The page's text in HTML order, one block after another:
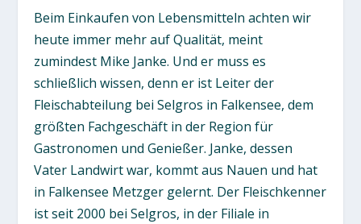
Beim Einkaufen von Lebensmitteln achten wir
heute immer mehr auf Qualität, meint
zumindest Mike Janke. Und er muss es
schließlich wissen, denn er ist Leiter der
Fleischabteilung bei Selgros in Falkensee, dem
größten Fachgeschäft in der Region für
Gastronomen und Genießer. Janke, dessen
Vater Landwirt war, kommt aus Nauen und hat
in Falkensee Metzger gelernt. Der Fleischkenner
ist seit 2000 bei Selgros, in der Filiale in